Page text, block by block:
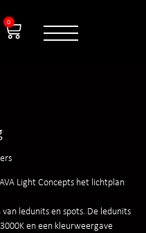
0
Light Concepts het lichtplan
ledunits en spots. De ledunits
en een kleurweergave